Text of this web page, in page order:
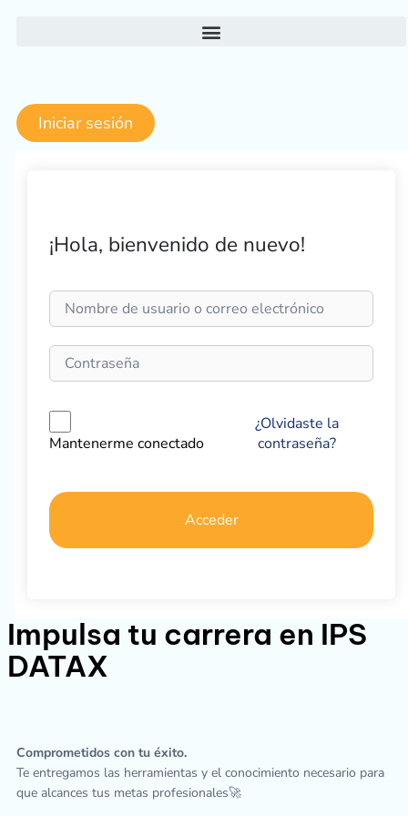
Iniciar sesión
¡Hola, bienvenido de nuevo!
Mantenerme conectado
¿Olvidaste la
contraseña?
Acceder
Impulsa tu carrera en IPS
DATAX
Comprometidos con tu éxito.
Te entregamos las herramientas y el conocimiento necesario para
que alcances tus metas profesionales🚀